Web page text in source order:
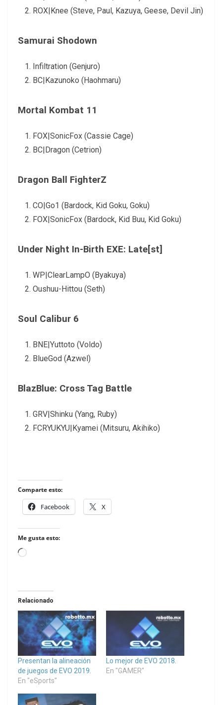
ROX|Knee (Steve, Paul, Kazuya, Geese, Devil Jin)
Samurai Shodown
Infiltration (Genjuro)
BC|Kazunoko (Haohmaru)
Mortal Kombat 11
FOX|SonicFox (Cassie Cage)
BC|Dragon (Cetrion)
Dragon Ball FighterZ
CO|Go1 (Bardock, Kid Goku, Goku)
FOX|SonicFox (Bardock, Kid Buu, Kid Goku)
Under Night In-Birth EXE: Late[st]
WP|ClearLampO (Byakuya)
Oushuu-Hittou (Seth)
Soul Calibur 6
BNE|Yuttoto (Voldo)
BlueGod (Azwel)
BlazBlue: Cross Tag Battle
GRV|Shinku (Yang, Ruby)
FCRYUKYU|Kyamei (Mitsuru, Akihiko)
Comparte esto:
Facebook X
Me gusta esto:
Loading…
Relacionado
Presentan la alineación
de juegos de EVO 2019.
En "eSports"
Lo mejor de EVO 2018.
En "GAMER"